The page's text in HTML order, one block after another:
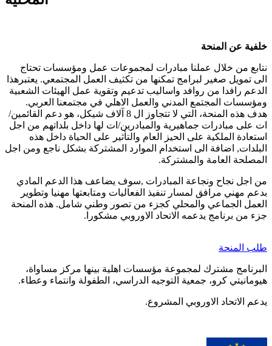
خلفية عن المنحة
نتابع من خلال عملنا مبادرات لمجموعات عمل ومؤسسات تحتاج
الى تمويل صغير لبرامج تمكنها من تكثيف العمل المجتمعي. يعتبرهذا
الدعم رافدا من روافد واساليب تدعيم وتقوية عمل الهيئات الشعبية
ومؤسسات المجتمع المدني والعمل الاهلي في مجتمعنا العربي.
هدف هذه المنحة، التي لا تتجاوز ال 8 آلاف شيكل، هو دعم القائمين/
ات على مبادرات جماهيرية والمبادرين/ات لها داخل بلداتهم من اجل
استعادة الملكية على الحيز العام والتأثير على الحياة داخل هذه
البلدات, اضافة الى استخدام الموارد المشتركة بشكل ناجع ومن اجل
المصلحة العامة والمشتركة.
من اجل نجاح ونجاعة المبادرات ,سوف يضاعف هذا الدعم المادي
بدعم مهني مرافق لمسار تنفيذ الفعاليات ومتابعتها مهنيا وتطوير
العمل الجماعي والمحلي كجزء من تصور وطني شامل. هذه المنحة
جزء من برنامج يدعمه الاتحاد الاوروبي مشكورا.
طلب المنحة
البرنامج مشترك لمجموعة مؤسسات اهلية بينها مركز مساواة،
هيومانيتي كرو، جمعية التوجيه الدراسي، الطفولة وانتماء وعطاء.
يدعم الاتحاد الاوروبي المشروع.